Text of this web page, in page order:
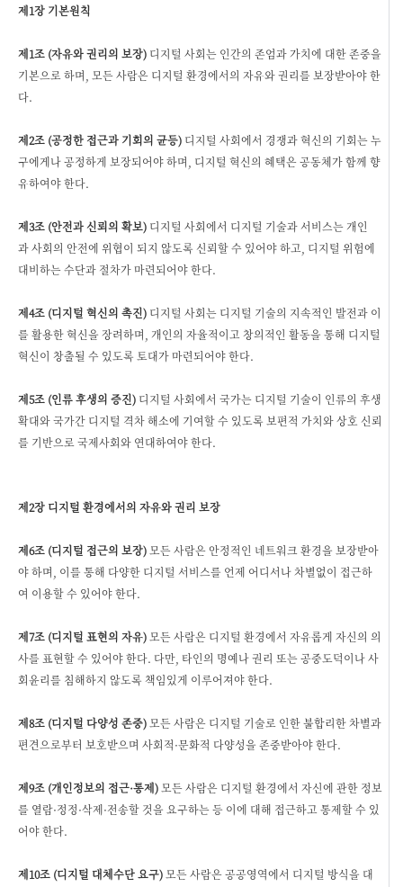
제1장 기본원칙
제1조 (자유와 권리의 보장) 디지털 사회는 인간의 존엄과 가치에 대한 존중을
기본으로 하며, 모든 사람은 디지털 환경에서의 자유와 권리를 보장받아야 한
다.
제2조 (공정한 접근과 기회의 균등) 디지털 사회에서 경쟁과 혁신의 기회는 누
구에게나 공정하게 보장되어야 하며, 디지털 혁신의 혜택은 공동체가 함께 향
유하여야 한다.
제3조 (안전과 신뢰의 확보) 디지털 사회에서 디지털 기술과 서비스는 개인
과 사회의 안전에 위협이 되지 않도록 신뢰할 수 있어야 하고, 디지털 위험에
대비하는 수단과 절차가 마련되어야 한다.
제4조 (디지털 혁신의 촉진) 디지털 사회는 디지털 기술의 지속적인 발전과 이
를 활용한 혁신을 장려하며, 개인의 자율적이고 창의적인 활동을 통해 디지털
혁신이 창출될 수 있도록 토대가 마련되어야 한다.
제5조 (인류 후생의 증진) 디지털 사회에서 국가는 디지털 기술이 인류의 후생
확대와 국가간 디지털 격차 해소에 기여할 수 있도록 보편적 가치와 상호 신뢰
를 기반으로 국제사회와 연대하여야 한다.
제2장 디지털 환경에서의 자유와 권리 보장
제6조 (디지털 접근의 보장)모든 사람은 안정적인 네트워크 환경을 보장받아
야 하며, 이를 통해 다양한 디지털 서비스를 언제 어디서나 차별없이 접근하
여 이용할 수 있어야 한다.
제7조 (디지털 표현의 자유)모든 사람은 디지털 환경에서 자유롭게 자신의 의
사를 표현할 수 있어야 한다. 다만, 타인의 명예나 권리 또는 공중도덕이나 사
회윤리를 침해하지 않도록 책임있게 이루어져야 한다.
제8조 (디지털 다양성 존중)모든 사람은 디지털 기술로 인한 불합리한 차별과
편견으로부터 보호받으며 사회적·문화적 다양성을 존중받아야 한다.
제9조 (개인정보의 접근·통제)모든 사람은 디지털 환경에서 자신에 관한 정보
를 열람·정정·삭제·전송할 것을 요구하는 등 이에 대해 접근하고 통제할 수 있
어야 한다.
제10조 (디지털 대체수단 요구)모든 사람은 공공영역에서 디지털 방식을 대